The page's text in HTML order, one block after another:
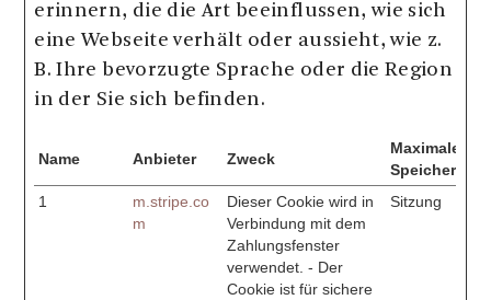
erinnern, die die Art beeinflussen, wie sich
eine Webseite verhält oder aussieht, wie z.
B. Ihre bevorzugte Sprache oder die Region
in der Sie sich befinden.
Name Anbieter Zweck
Maximale
1
m.stripe.co
m
Dieser Cookie wird in
Verbindung mit dem
Zahlungsfenster
verwendet. - Der
Cookie ist für sichere
Sitzung